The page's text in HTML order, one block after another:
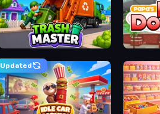
Trash Master
Updated